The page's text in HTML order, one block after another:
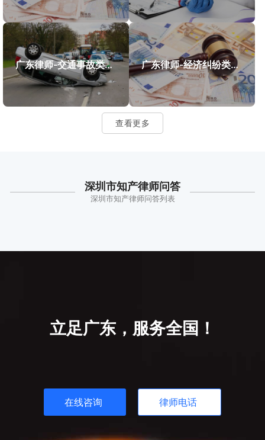
广东律师-交通事故类案件案例 广东律师-经济纠纷类案件案例
查看更多
深圳市知产律师问答
深圳市知产律师问答列表
立足广东，服务全国！
在线咨询 律师电话